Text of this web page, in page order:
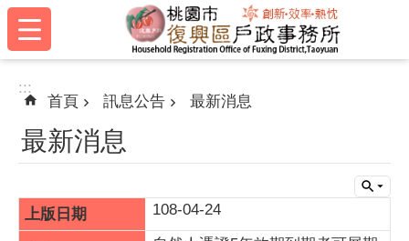
跳到主要內容區塊
:::
:::
首頁 訊息公告 最新消息
最新消息
108-04-24